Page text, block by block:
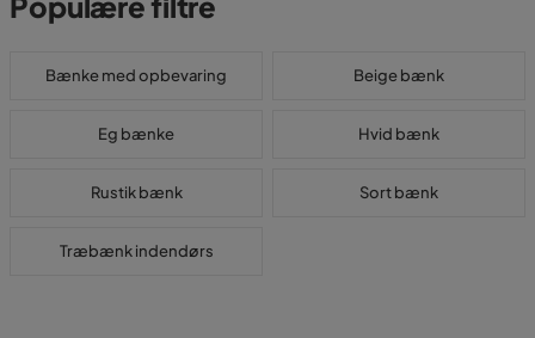
Bænke med opbevaring Beige bænk
Eg bænke Hvid bænk
Rustik bænk Sort bænk
Træbænk indendørs